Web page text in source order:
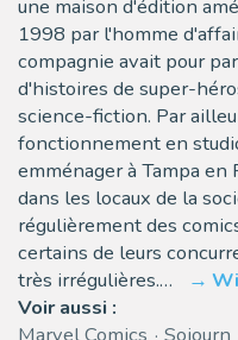
une maison d'édition
1998 par l'homme
compagnie avait pour
d'histoires de super-
science-fiction. Par
fonctionnement en
emménager à Tampa
dans les locaux de la
régulièrement des
certains de leurs
très irrégulières.…
Voir aussi :